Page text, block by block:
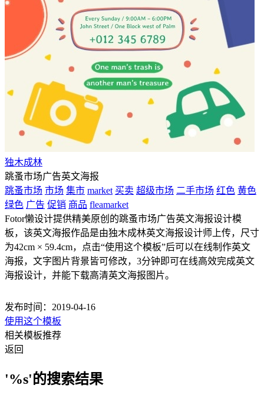
独木成林
跳蚤市场广告英文海报
跳蚤市场 市场 集市 market 买卖 超级市场 二手市场 红色 黄色
绿色 广告 促销 商品 fleamarket
Fotor懒设计提供精美原创的跳蚤市场广告英文海报设计模
板，该英文海报作品是由独木成林英文海报设计师上传，尺寸
为42cm × 59.4cm，点击“使用这个模板”后可以在线制作英文
海报，文字图片背景皆可修改，3分钟即可在线高效完成英文
海报设计，并能下载高清英文海报图片。
发布时间：2019-04-16
使用这个模板
相关模板推荐
返回
'%s'的搜索结果